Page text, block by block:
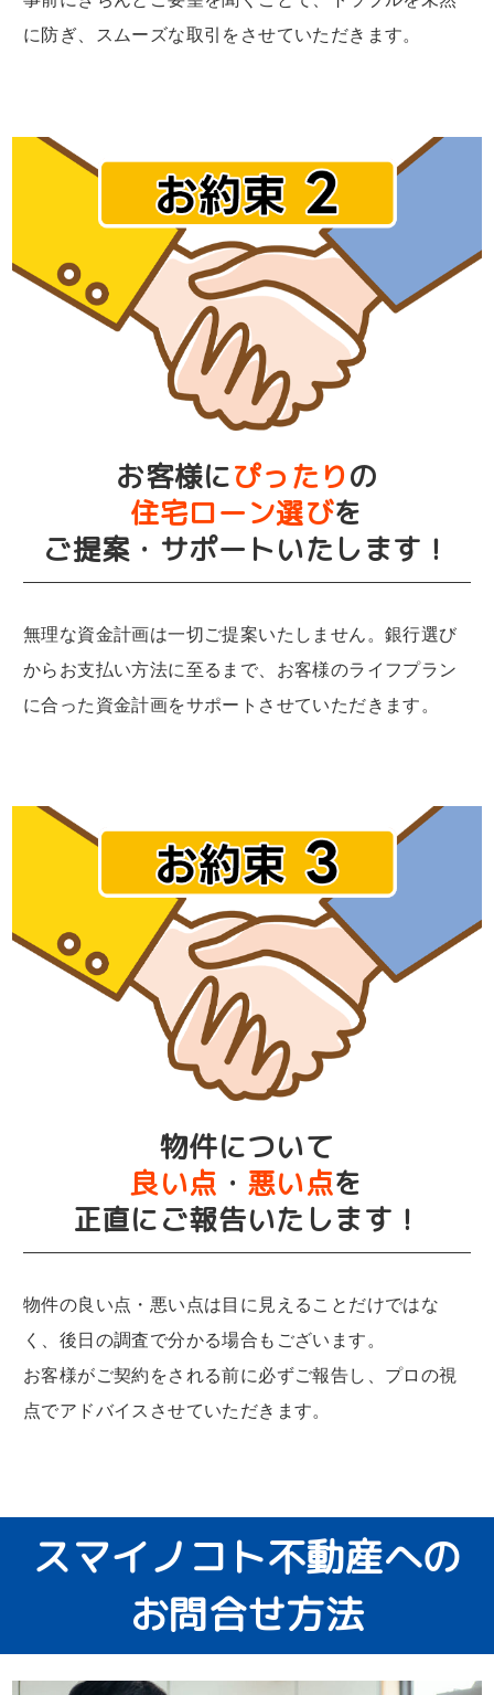
に防ぎ、スムーズな取引をさせていただきます。
お客様にぴったりの
住宅ローン選びを
ご提案・サポートいたします！
無理な資金計画は一切ご提案いたしません。銀行選び
からお支払い方法に至るまで、お客様のライフプラン
に合った資金計画をサポートさせていただきます。
物件について
良い点 ・ 悪い点を
正直にご報告いたします！
物件の良い点・悪い点は目に見えることだけではな
く、後日の調査で分かる場合もございます。
お客様がご契約をされる前に必ずご報告し、プロの視
点でアドバイスさせていただきます。
スマイノコト不動産への
お問合せ方法